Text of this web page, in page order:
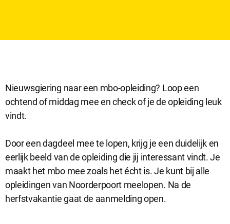
Nieuwsgiering naar een mbo-opleiding? Loop een
ochtend of middag mee en check of je de opleiding leuk
vindt.
Door een dagdeel mee te lopen, krijg je een duidelijk en
eerlijk beeld van de opleiding die jij interessant vindt. Je
maakt het mbo mee zoals het écht is. Je kunt bij alle
opleidingen van Noorderpoort meelopen. Na de
herfstvakantie gaat de aanmelding open.